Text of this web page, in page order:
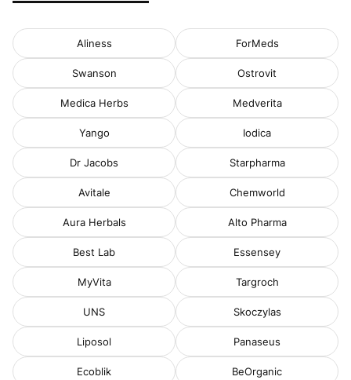
Aliness ForMeds
Swanson Ostrovit
Medica Herbs Medverita
Yango Iodica
Dr Jacobs Starpharma
Avitale Chemworld
Aura Herbals Alto Pharma
Best Lab Essensey
MyVita Targroch
UNS Skoczylas
Liposol Panaseus
Ecoblik BeOrganic